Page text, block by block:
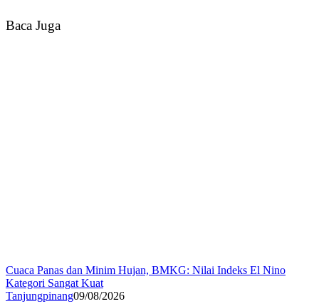
Baca Juga
Cuaca Panas dan Minim Hujan, BMKG: Nilai Indeks El Nino
Kategori Sangat Kuat
Tanjungpinang09/08/2026